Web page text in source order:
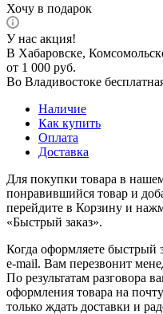
Хочу в подарок
У нас акция!
В Хабаровске,
от 1 000 руб.
Во Владивостоке
Наличие
Как купить
Оплата
Доставка
Для покупки товара в
понравившийся товар и
перейдите в Корзину и
«Быстрый заказ».
Когда оформляете
e-mail. Вам перезвонит
По результатам разговора
оформления товара на
только ждать доставки и